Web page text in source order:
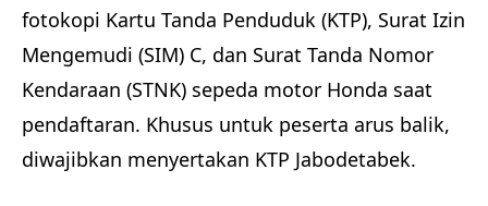
fotokopi Kartu Tanda Penduduk (KTP), Surat Izin
Mengemudi (SIM) C, dan Surat Tanda Nomor
Kendaraan (STNK) sepeda motor Honda saat
pendaftaran. Khusus untuk peserta arus balik,
diwajibkan menyertakan KTP Jabodetabek.